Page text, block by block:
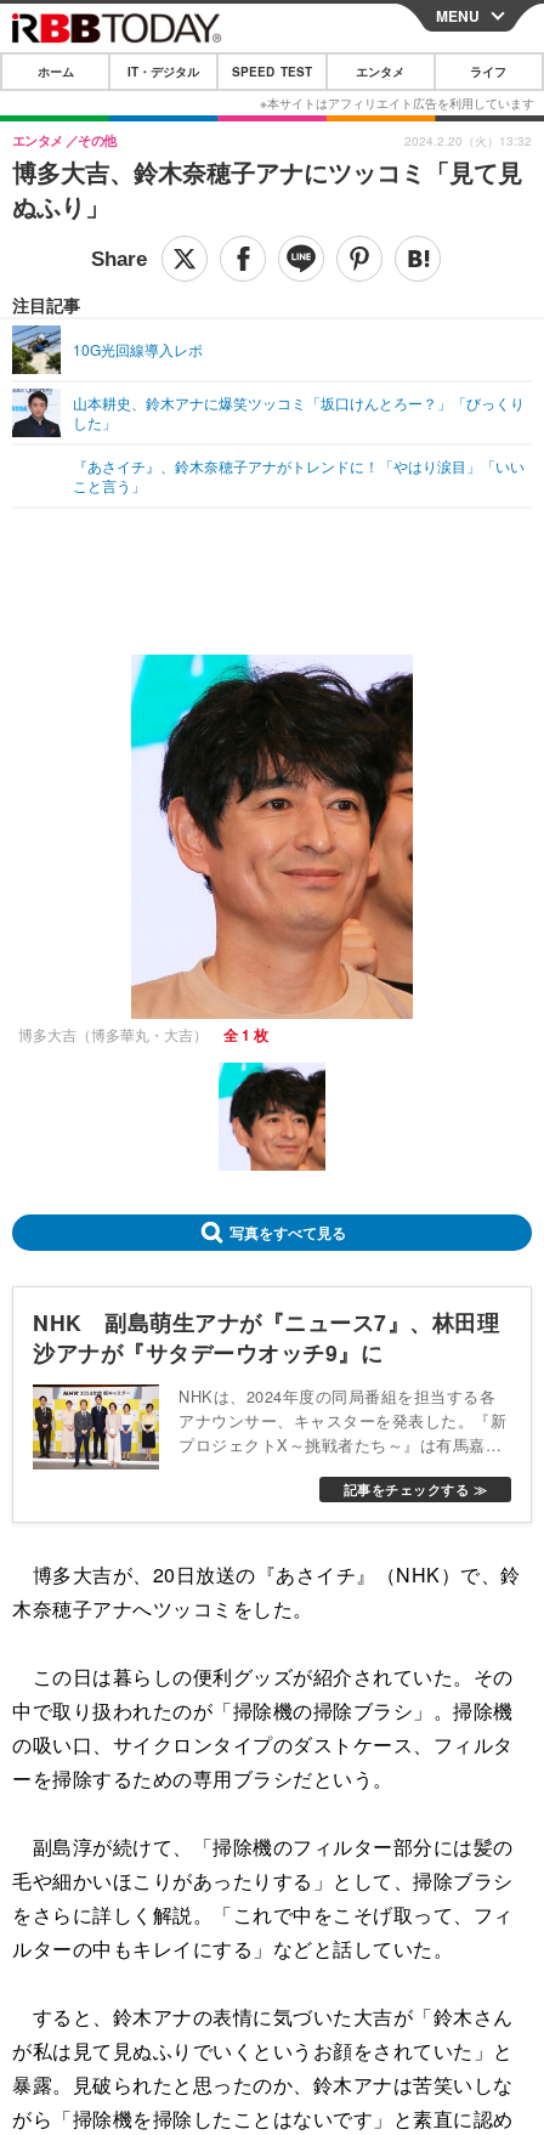
CLOSE
ホーム
IT・デジタル
IT・デジタルTOP スマートフォン
ショッピング その他
SPEED TEST
エンタメTOP 映画・ドラマ
グラビア
ショッピング その他
ライフTOP
リリース一覧
プッシュ通知の停止方法
MENU
ホーム IT・デジタル SPEED TEST エンタメ ライフ
博多大吉、鈴木奈穂子アナにツッコミ「見て見
ぬふり」
エンタメ その他
注目記事
10G光回線導入レポ
山本耕史、鈴木アナに爆笑ツッコミ「坂口けんとろー？」「びっくり
した」
『あさイチ』、鈴木奈穂子アナがトレンドに！「やはり涙目」「いい
こと言う」
2024.2.20（火）13:32
博多大吉（博多華丸・大吉） 全 1 枚
写真をすべて見る
NHK 副島萌生アナが『ニュース7』、林田理
沙アナが『サタデーウオッチ9』に
NHKは、2024年度の同局番組を担当する各
アナウンサー、キャスターを発表した。『新
プロジェクトX～挑戦者たち～』は有馬嘉男
ース7』は糸井羊司アナウンサー、副島萌生
アナウンサー。『ニュースウオッチ9』は広
記者。『サタデーウオッチ9』は林田理沙ア
ナウンサー、伊藤良司記者がそれぞれ担当す
る。各アナウンサーのコメントは次の通り。
記事をチェックする ≫
博多大吉が、20日放送の『あさイチ』（NHK）で、鈴
木奈穂子アナへツッコミをした。
この日は暮らしの便利グッズが紹介されていた。その
中で取り扱われたのが「掃除機の掃除ブラシ」。掃除機
の吸い口、サイクロンタイプのダストケース、フィルタ
ーを掃除するための専用ブラシだという。
副島淳が続けて、「掃除機のフィルター部分には髪の
毛や細かいほこりがあったりする」として、掃除ブラシ
をさらに詳しく解説。「これで中をこそげ取って、フィ
ルターの中もキレイにする」などと話していた。
すると、鈴木アナの表情に気づいた大吉が「鈴木さん
が私は見て見ぬふりでいくというお顔をされていた」と
暴露。見破られたと思ったのか、鈴木アナは苦笑いしな
がら「掃除機を掃除したことはないです」と素直に認め